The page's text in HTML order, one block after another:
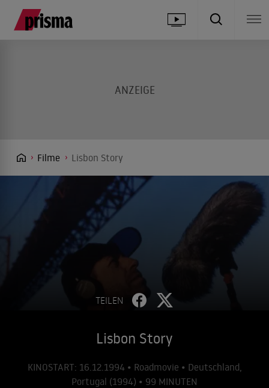
Filme Lisbon Story
TEILEN
Lisbon Story
KINOSTART: 16.12.1994 • Roadmovie • Deutschland,
Portugal (1994) • 99 MINUTEN